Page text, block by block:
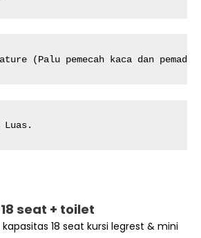
(Palu pemecah kaca dan
Luas.
seat + toilet
18 seat kursi legrest & mini